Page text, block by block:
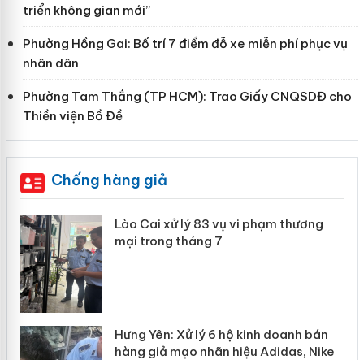
triển không gian mới”
Phường Hồng Gai: Bố trí 7 điểm đỗ xe miễn phí phục vụ
nhân dân
Phường Tam Thắng (TP HCM): Trao Giấy CNQSDĐ cho
Thiền viện Bồ Đề
Chống hàng giả
Lào Cai xử lý 83 vụ vi phạm thương
mại trong tháng 7
Hưng Yên: Xử lý 6 hộ kinh doanh bán
hàng giả mạo nhãn hiệu Adidas, Nike